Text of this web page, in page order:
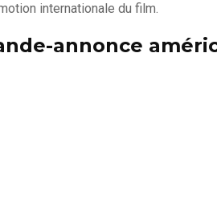
internationale du film.
annonce